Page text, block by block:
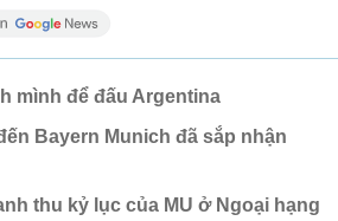
mình để đấu Argentina
Bayern Munich đã sắp nhận
thu kỷ lục của MU ở Ngoại hạng